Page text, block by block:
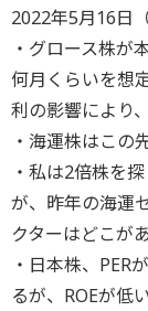
2022年5月16日
・グロース株が
何月くらいを想
利の影響により
・海運株はこの
・私は2倍株を
が、昨年の海運
クターはどこが
・日本株、PER
るが、ROEが低